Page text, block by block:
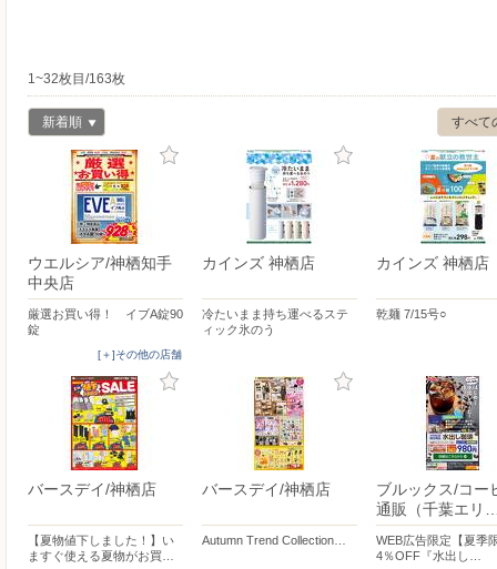
1~32枚目/163枚
すべて
新着順
ウエルシア/神栖知手
中央店
厳選お買い得！ イブA錠90
錠
[＋]その他の店舗
カインズ 神栖店
冷たいまま持ち運べるステ
ィック氷のう
カインズ 神栖店
乾麺 7/15号○
バースデイ/神栖店
【夏物値下しました！】い
ますぐ使える夏物がお買…
バースデイ/神栖店
Autumn Trend Collection…
ブルックス/コー
通販（千葉エリ
WEB広告限定【夏季
4％OFF『水出し…